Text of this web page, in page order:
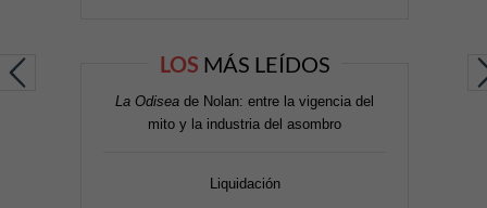
LOS MÁS LEÍDOS
La Odisea de Nolan: entre la vigencia del
mito y la industria del asombro
Liquidación